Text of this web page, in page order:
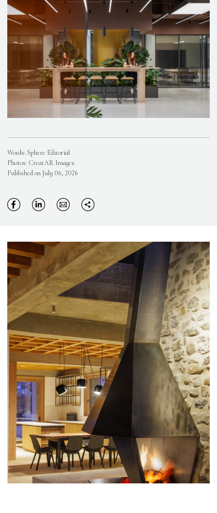
Words: Sphere Editorial
Photos: CreatAR Images
Published on July 06, 2026